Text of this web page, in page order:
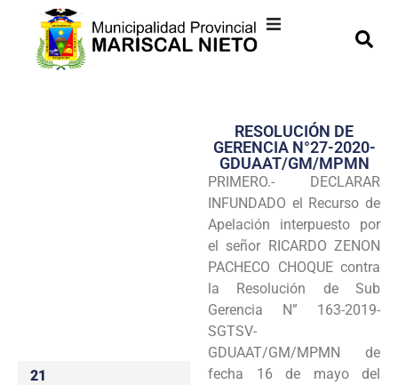
Transparencia
Seguridad
Programas
Intranet
21
RESOLUCIÓN DE
GERENCIA N°27-2020-
GDUAAT/GM/MPMN
PRIMERO.- DECLARAR
INFUNDADO el Recurso de
Apelación interpuesto por
el señor RICARDO ZENON
PACHECO CHOQUE contra
la Resolución de Sub
Gerencia N” 163-2019-
SGTSV-
GDUAAT/GM/MPMN de
fecha 16 de mayo del